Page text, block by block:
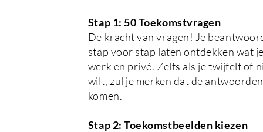
Stap 1: 50 Toekomstvragen
De kracht van vragen! Je
stap voor stap laten ontdekken wat
werk en privé. Zelfs als je twijfelt of
wilt, zul je merken dat de
komen.
Stap 2: Toekomstbeelden kiezen